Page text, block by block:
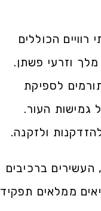
הכוללים
לספיקת
גמישות העור.
ולזקנה.
העשירים ברכיבים
ממלאים תפקיד